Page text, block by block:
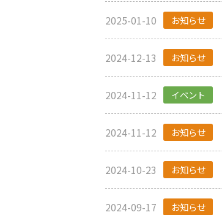
2025-01-10 お知らせ
2024-12-13 お知らせ
2024-11-12 イベント
2024-11-12 お知らせ
2024-10-23 お知らせ
2024-09-17 お知らせ